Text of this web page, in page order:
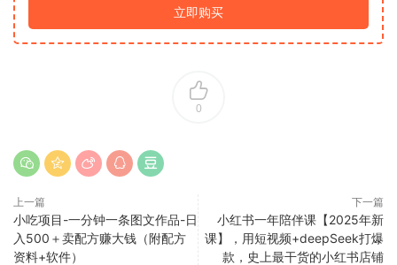
立即购买
0
上一篇
小吃项目-一分钟一条图文作品-日
入500＋卖配方赚大钱（附配方
资料+软件）
下一篇
小红书一年陪伴课【2025年新
课】，用短视频+deepSeek打爆
款，史上最干货的小红书店铺